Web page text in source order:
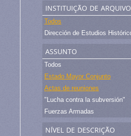
instituição de arquivo
Todos
assunto
Todos
Estado Mayor Conjunto
Actas de reuniones
"Lucha contra la subversión"
Fuerzas Armadas
nível de descrição